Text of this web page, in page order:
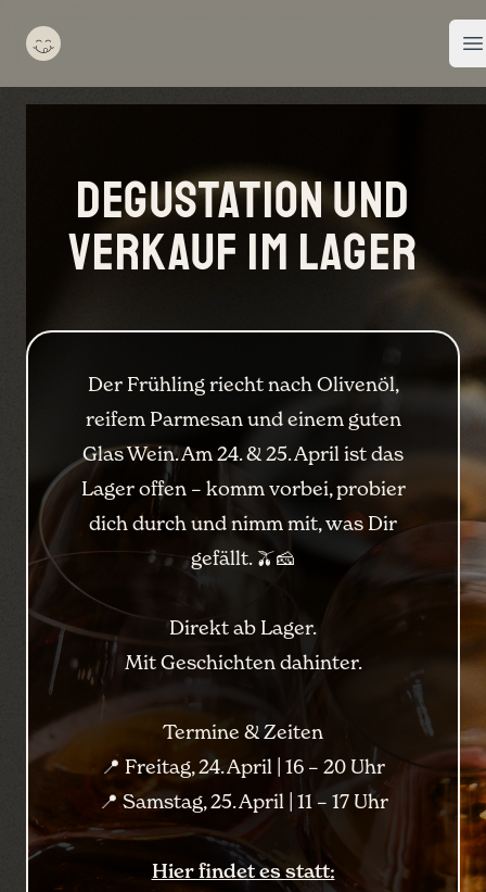
None Male
Degustation und
Verkauf im Lager
Der Frühling riecht nach Olivenöl,
reifem Parmesan und einem guten
Glas Wein. Am 24. & 25. April ist das
Lager offen – komm vorbei, probier
dich durch und nimm mit, was Dir
gefällt. 🫒🧀
Direkt ab Lager.
Mit Geschichten dahinter.
Termine & Zeiten
📍 Freitag, 24. April | 16 – 20 Uhr
📍 Samstag, 25. April | 11 – 17 Uhr
Hier findet es statt: